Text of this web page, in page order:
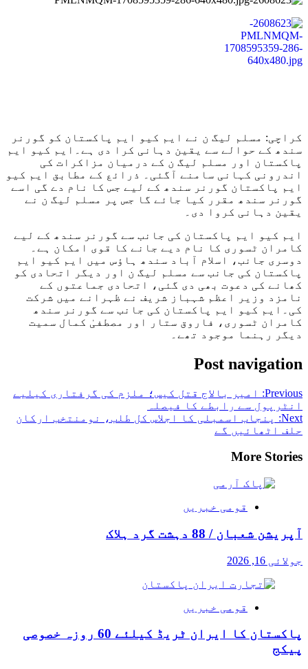
کراچی: مسلم لیگ ن نے ایم کیو ایم پاکستان کو گورنر
سندھ کے حوالے سے یقین دہانی کرا دی ہے۔ایم کیو ایم
پاکستان اور مسلم لیگ ن کے درمیان مزاکرات کی
اندرونی کہانی سامنے آگئی۔ ذرائع کے مطابق ایم کیو
ایم پاکستان گورنر سندھ کے لیے جس کا نام دے گی اسے
گورنر سندھ مقرر کیا جائے گا جس پر مسلم لیگ ن نے
یقین دہانی کروا دی۔
ایم کیو ایم پاکستان کی جانب سے گورنر سندھ کے لیے
کامران ٹسوری کا نام دیے جانے کا قوی امکان ہے۔
دوسری جانب، اسلام آباد سندھ ہاؤس میں ایم کیو ایم
پاکستان کی جانب سے مسلم لیگ ن اور دیگر اتحادی کو
کھانے کی دعوت بھی دی گئی، اتحادی جماعتوں کے
نامزد وزیر اعظم شہباز شریف نے ظہرانے میں شرکت
کی۔ایم کیو ایم پاکستان کی جانب سے گورنر سندھ
کامران ٹسوری، فاروق ستار اور مصطفیٰ کمال سمیت
دیگر رہنما موجود تھے۔
Post navigation
Previous:
امیر بالاج قتل کیس؛ ملزم کی گرفتاری کیلیے
انٹرپول سے رابطے کا فیصلہ
Next:
پنجاب اسمبلی کا اجلاس کل طلب، نومنتخب ارکان
حلف اٹھائیں گے
More Stories
قومی خبریں
آپریشن شعبان / 88 دہشت گرد ہلاک
جولائی 16, 2026
قومی خبریں
پاکستان کا ایران ٹریڈ کیلئے 60 روزہ خصوصی
پیکج